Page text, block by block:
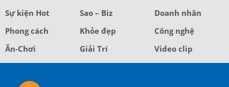
Sự kiện Hot Sao – Biz
Doanh nhân
Phong cách
Khỏe đẹp
Công nghệ
Ăn-Chơi
Giải Trí Video clip